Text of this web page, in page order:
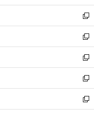
開
く
ウ
で
開
く
ン
ド
ウ
で
開
く
ウ
ィ
ン
ド
ウ
で
開
く
新
し
い
ウ
ィ
ン
ド
ウ
で
開
新
し
い
ウ
ィ
ン
ド
ウ
新
し
い
ウ
ィ
ン
新
し
い
ウ
新
し